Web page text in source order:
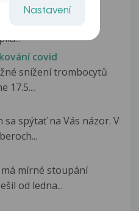
Jsem částečně
covid
snížení trombocytů
17.5....
sa spýtať na Vás názor. V
mírné stoupání
od ledna...
Nastavení